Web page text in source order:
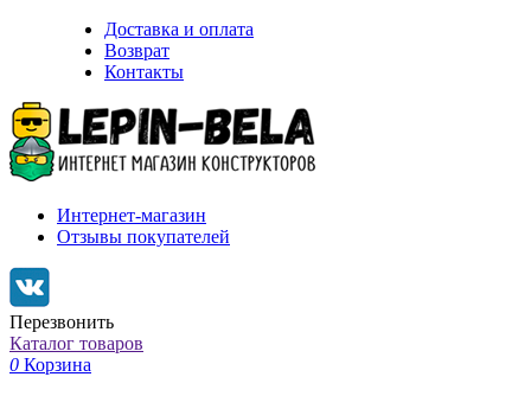
Доставка и оплата
Возврат
Контакты
Интернет-магазин
Отзывы покупателей
Перезвонить
Каталог товаров
0 Корзина